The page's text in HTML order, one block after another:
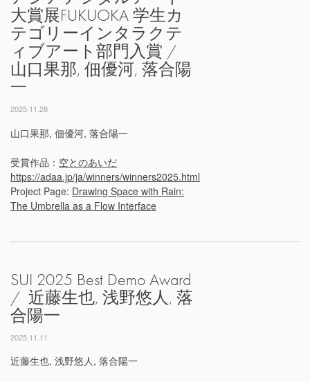
大賞展FUKUOKA 学生カ
テゴリーインタラクテ
ィブアート部門入賞 /
山口果那, 佃優河, 落合陽
一
2025.11.28
山口果那, 佃優河, 落合陽一
受賞作品： 空とのあいだ
https://adaa.jp/ja/winners/winners2025.html
Project Page: Drawing Space with Rain:
The Umbrella as a Flow Interface
SUI 2025 Best Demo Award
/ 近藤生也, 浅野悠人, 落
合陽一
2025.11.11
近藤生也, 浅野悠人, 落合陽一